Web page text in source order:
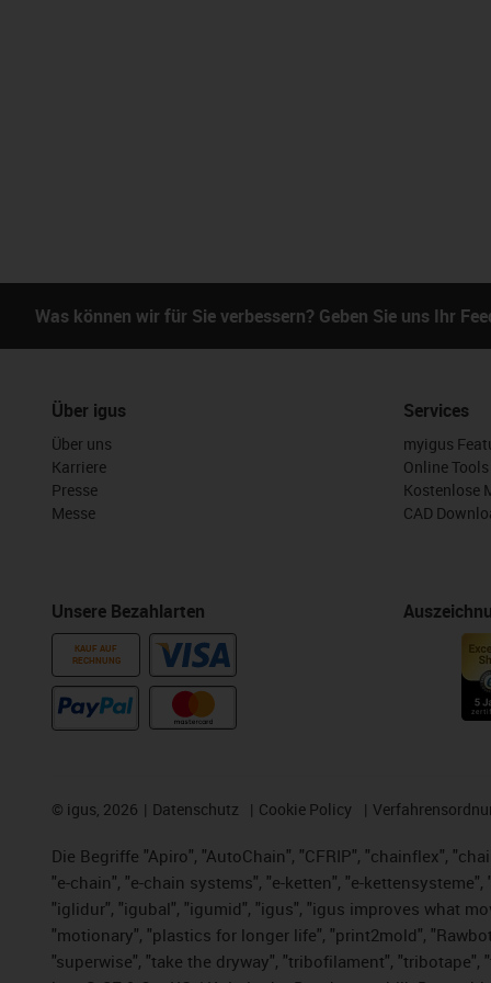
Was können wir für Sie verbessern? Geben Sie uns Ihr
Über igus
Über uns
Karriere
Presse
Messe
Unsere Bezahlarten
KAUF AUF
RECHNUNG
Services
myigus
Online Tools
Kostenlose
CAD
© igus, 2026 Datenschutz Cookie Policy
Die Begriffe "Apiro", "AutoChain", "CFRIP", "chainflex",
"e-chain", "e-chain systems", "e-ketten", "e-
"iglidur", "igubal", "igumid", "igus", "igus improves what
"motionary", "plastics for longer life", "print2mold",
"superwise", "take the dryway", "tribofilament",